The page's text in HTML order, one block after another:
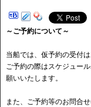
～ご予約について～
当船では、仮予約の受付
ご予約の際はスケジュー
願いいたします。
また、ご予約等のお問合